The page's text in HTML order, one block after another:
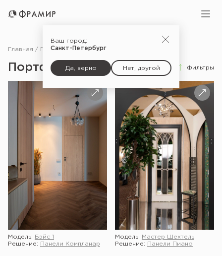
Ваш город:
Санкт-Петербург
Да, верно Нет, другой
Главная Портфолио
Портфолио Фильтры
Модель:
Бэйс 1
Решение:
Панели Компланар
Модель:
Мастер Шехтель
Решение:
Панели Пиано